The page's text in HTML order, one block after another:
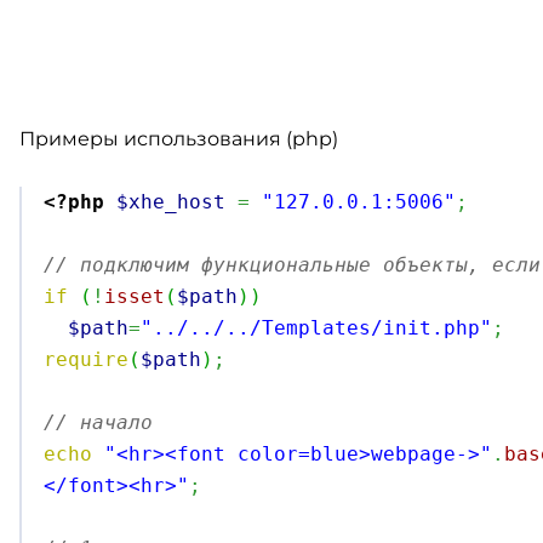
Примеры использования (php)
<?php $xhe_host = "127.0.0.1:5006" ;
// подключим функциональные объекты,
if
( ! isset ( $path ) )
$path="../../../Templates/init.php" ;
require ( $path ) ;
// начало
echo
"<hr><font color=blue>webpage->" .
</font><hr>" ;